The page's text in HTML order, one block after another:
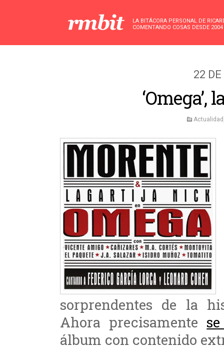
LA BITÁCORA PERSONAL DE
COMENTANDO COSAS DESDE 2004
22
Actualidad
sorprendentes de la
Ahora precisamente
álbum con contenido